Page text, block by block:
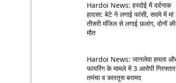
Hardoi News: हरदोई में दर्दनाक
हादसा: बेटे ने लगाई फांसी, सदमे में मां
तीसरी मंजिल से लगाई छलांग, दोनों की
मौत
Hardoi News: जानलेवा हमला
फायरिंग के मामले में 3 आरोपी
तमंचा व कारतूस बरामद